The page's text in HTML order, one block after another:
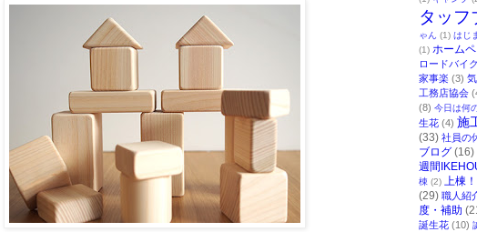
タッフ
ゃん
(1) はじ
(1) ホーム
ロードバイク
家事楽 (3)
工務店協会
(8) 今日は何
生花 (4) 施
(33) 社員の
ブログ (16)
週間
棟 (2) 上棟！
(29) 職人紹
度・補助
誕生花 (10)